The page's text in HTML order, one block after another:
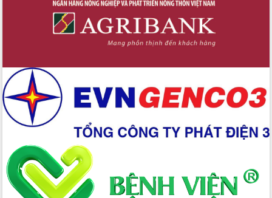
Sôi nổi Hội đua ngựa truyền thống Gò
Thì Thùng mừng Xuân Bính Ngọ 2026
Lãnh đạo tỉnh dâng hương tưởng niệm
tại Đập Đồng Cam đầu Xuân Bính Ngọ
trưởng đạt 5,86% trong năm 2026
UBND tỉnh Đắk Lắk triển khai công tác
quốc phòng, quân sự địa phương năm
2026
Đắk Lắk tập trung toàn lực khắc phục
tồn tại IUU, sẵn sàng làm việc với
Đoàn thanh tra EC
Chủ tịch UBND tỉnh Tạ Anh Tuấn thăm,
chúc mừng các bệnh viện nhân Ngày
Thầy thuốc Việt Nam